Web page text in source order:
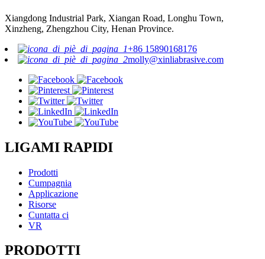
Xiangdong Industrial Park, Xiangan Road, Longhu Town,
Xinzheng, Zhengzhou City, Henan Province.
+86 15890168176
molly@xinliabrasive.com
LIGAMI RAPIDI
Prodotti
Cumpagnia
Applicazione
Risorse
Cuntatta ci
VR
PRODOTTI